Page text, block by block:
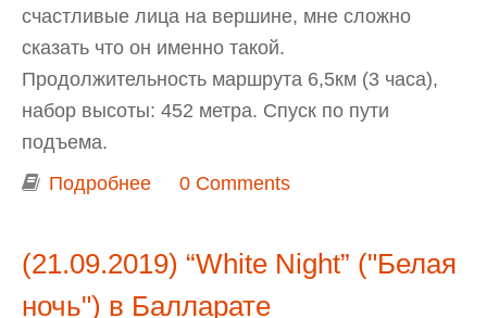
счастливые лица на вершине, мне сложно
сказать что он именно такой.
Продолжительность маршрута 6,5км (3 часа),
набор высоты: 452 метра. Спуск по пути
подъема.
Подробнее о Southern Grampians: Подъем на
0 Comments
(21.09.2019) “White Night” ("Белая
ночь") в Балларате